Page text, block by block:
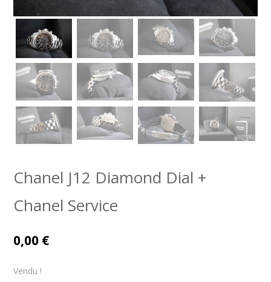
Chanel J12 Diamond Dial +
Chanel Service
0,00 €
Vendu !